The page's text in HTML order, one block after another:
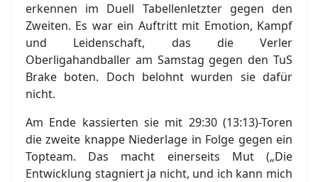
erkennen im Duell Tabellenletzter gegen den
Zweiten. Es war ein Auftritt mit Emotion, Kampf
und Leidenschaft, das die Verler
Oberligahandballer am Samstag gegen den TuS
Brake boten. Doch belohnt wurden sie dafür
nicht.
Am Ende kassierten sie mit 29:30 (13:13)-Toren
die zweite knappe Niederlage in Folge gegen ein
Topteam. Das macht einerseits Mut („Die
Entwicklung stagniert ja nicht, und ich kann mich